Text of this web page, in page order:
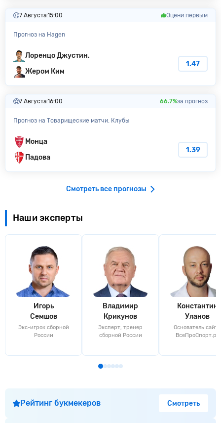
7 Августа15:00 Оцени первым
Прогноз на Hagen
Лоренцо Джустин.
Жером Ким
1.47
7 Августа16:00 66.7%за прогноз
Прогноз на Товарищеские матчи. Клубы
Монца
Падова
1.39
Смотреть все прогнозы
Наши эксперты
Игорь
Семшов
Экс-игрок сборной
России
Владимир
Крикунов
Эксперт, тренер
сборной России
Константин
Уланов
Основатель сайта
ВсеПроСпорт.ру
Рейтинг букмекеров Смотреть